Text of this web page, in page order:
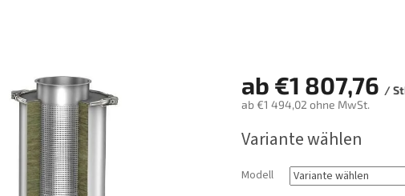
ab €1 807,76 /
ab €1 494,02 ohne MwSt.
Variante wählen
Modell